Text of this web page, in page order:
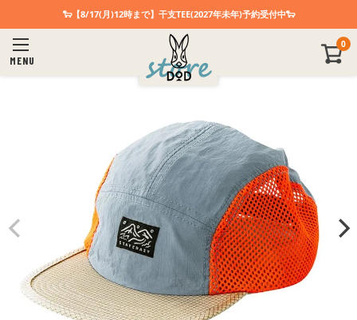
🐑【8/17(月)12時まで】干支TEE(2027年未年)予約受付中🐑
MENU
0